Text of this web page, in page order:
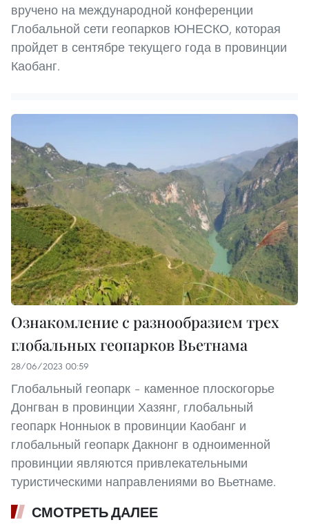
вручено на международной конференции
Глобальной сети геопарков ЮНЕСКО, которая
пройдет в сентябре текущего года в провинции
Каобанг.
Ознакомление с разнообразием трех
глобальных геопарков Вьетнама
28/06/2023 00:59
Глобальный геопарк – каменное плоскогорье
Донгван в провинции Хазянг, глобальный
геопарк Нонныок в провинции Каобанг и
глобальный геопарк Дакнонг в одноименной
провинции являются привлекательными
туристическими направлениями во Вьетнаме.
СМОТРЕТЬ ДАЛЕЕ